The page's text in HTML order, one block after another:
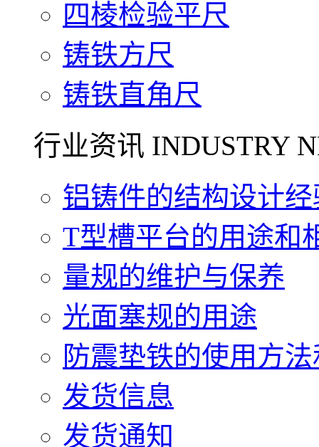
四棱检验平尺
铸铁方尺
铸铁直角尺
行业资讯 INDUSTRY
铝铸件的结构设计经
T型槽平台的用途和
量规的维护与保养
光面塞规的用途
防震垫铁的使用方
发货信息
发货通知